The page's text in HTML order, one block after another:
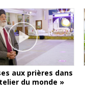
aux prières dans
du monde »